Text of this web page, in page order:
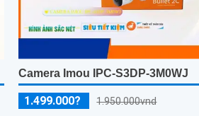
Camera Imou IPC-S3DP-3M0WJ
1.499.000? 1.950.000vnd